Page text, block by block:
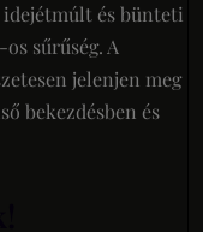
és bünteti
sűrűség. A
jelenjen meg
bekezdésben és